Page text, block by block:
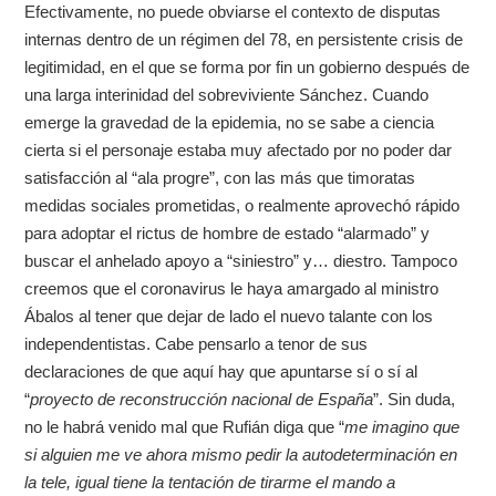
Efectivamente, no puede obviarse el contexto de disputas
internas dentro de un régimen del 78, en persistente crisis de
legitimidad, en el que se forma por fin un gobierno después de
una larga interinidad del sobreviviente Sánchez. Cuando
emerge la gravedad de la epidemia, no se sabe a ciencia
cierta si el personaje estaba muy afectado por no poder dar
satisfacción al “ala progre”, con las más que timoratas
medidas sociales prometidas, o realmente aprovechó rápido
para adoptar el rictus de hombre de estado “alarmado” y
buscar el anhelado apoyo a “siniestro” y… diestro. Tampoco
creemos que el coronavirus le haya amargado al ministro
Ábalos al tener que dejar de lado el nuevo talante con los
independentistas. Cabe pensarlo a tenor de sus
declaraciones de que aquí hay que apuntarse sí o sí al
“proyecto de reconstrucción nacional de España”. Sin duda,
no le habrá venido mal que Rufián diga que “me imagino que
si alguien me ve ahora mismo pedir la autodeterminación en
la tele, igual tiene la tentación de tirarme el mando a